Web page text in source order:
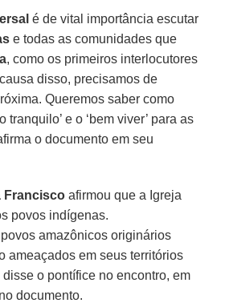
é de vital importância escutar
e todas as comunidades que
, como os primeiros interlocutores
disso, precisamos de
Queremos saber como
tranquilo’ e o ‘bem viver’ para as
o documento em seu
Francisco afirmou que a Igreja
povos indígenas.
amazônicos originários
ameaçados em seus territórios
disse o pontífice no encontro, em
documento.